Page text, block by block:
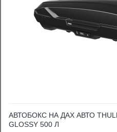
АВТОБОКС НА ДАХ АВТО
GLOSSY 500 Л